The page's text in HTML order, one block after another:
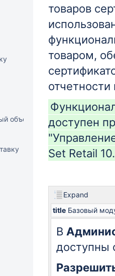
объект)
товаров
товаром,
доступен
Set Retail 10.
Expand
title Базовый
В
доступны